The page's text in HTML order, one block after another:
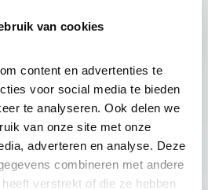
van cookies
content en advertenties te
voor social media te bieden
te analyseren. Ook delen we
van onze site met onze
adverteren en analyse. Deze
combineren met andere
verstrekt of die ze hebben